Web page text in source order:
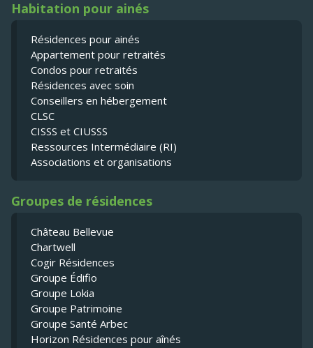
Habitation pour ainés
Résidences pour ainés
Appartement pour retraités
Condos pour retraités
Résidences avec soin
Conseillers en hébergement
CLSC
CISSS et CIUSSS
Ressources Intermédiaire (RI)
Associations et organisations
Groupes de résidences
Château Bellevue
Chartwell
Cogir Résidences
Groupe Édifio
Groupe Lokia
Groupe Patrimoine
Groupe Santé Arbec
Horizon Résidences pour aînés